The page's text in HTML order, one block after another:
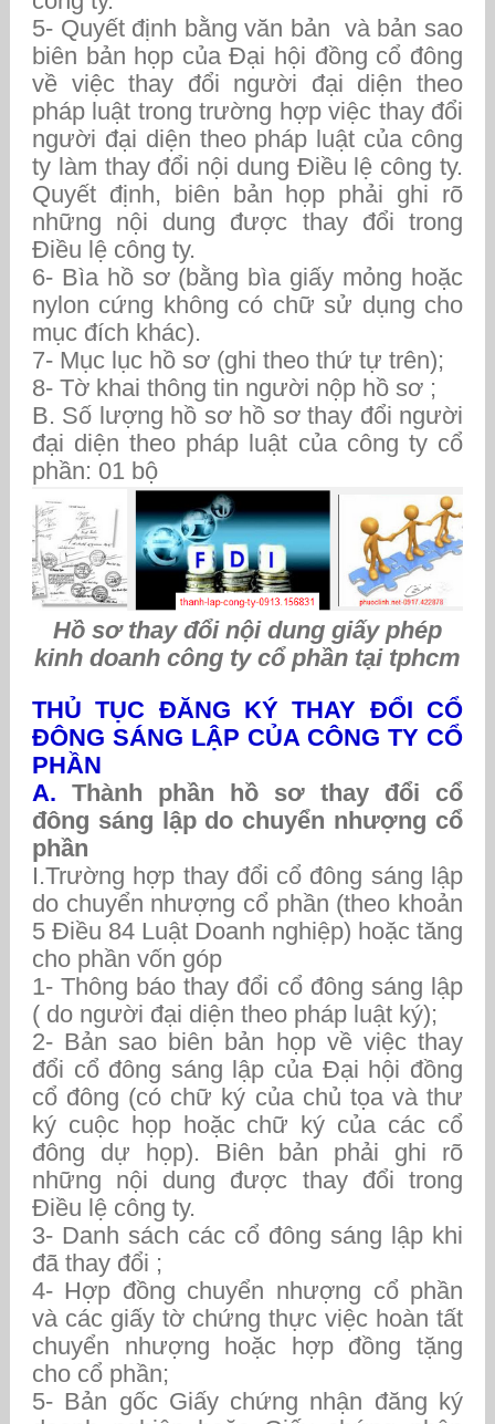
5- Quyết định bằng văn bản và bản sao
biên bản họp của Đại hội đồng cổ đông
về việc thay đổi người đại diện theo
pháp luật trong trường hợp việc thay đổi
người đại diện theo pháp luật của công
ty làm thay đổi nội dung Điều lệ công ty.
Quyết định, biên bản họp phải ghi rõ
những nội dung được thay đổi trong
Điều lệ công ty.
6- Bìa hồ sơ (bằng bìa giấy mỏng hoặc
nylon cứng không có chữ sử dụng cho
mục đích khác).
7- Mục lục hồ sơ (ghi theo thứ tự trên);
8- Tờ khai thông tin người nộp hồ sơ ;
B. Số lượng hồ sơ hồ sơ thay đổi người
đại diện theo pháp luật của công ty cổ
phần: 01 bộ
Hồ sơ thay đổi nội dung giấy phép
kinh doanh công ty cổ phần tại tphcm
THỦ TỤC ĐĂNG KÝ THAY ĐỔI CỔ
ĐÔNG SÁNG LẬP CỦA CÔNG TY CỔ
PHẦN
A. Thành phần hồ sơ thay đổi cổ
đông sáng lập do chuyển nhượng cổ
phần
I.Trường hợp thay đổi cổ đông sáng lập
do chuyển nhượng cổ phần (theo khoản
5 Điều 84 Luật Doanh nghiệp) hoặc tăng
cho phần vốn góp
1- Thông báo thay đổi cổ đông sáng lập
( do người đại diện theo pháp luật ký);
2- Bản sao biên bản họp về việc thay
đổi cổ đông sáng lập của Đại hội đồng
cổ đông (có chữ ký của chủ tọa và thư
ký cuộc họp hoặc chữ ký của các cổ
đông dự họp). Biên bản phải ghi rõ
những nội dung được thay đổi trong
Điều lệ công ty.
3- Danh sách các cổ đông sáng lập khi
đã thay đổi ;
4- Hợp đồng chuyển nhượng cổ phần
và các giấy tờ chứng thực việc hoàn tất
chuyển nhượng hoặc hợp đồng tặng
cho cổ phần;
5- Bản gốc Giấy chứng nhận đăng ký